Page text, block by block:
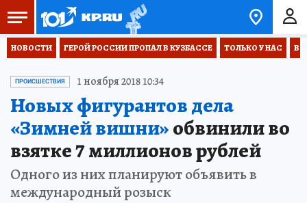
НОВОСТИ ГЕРОЙ РОССИИ ПРОПАЛ В КУЗБАССЕ ТОЛЬКО У НАС
ПРОИСШЕСТВИЯ 1 ноября 2018 10:34
Новых фигурантов дела
«Зимней вишни»обвинили во
взятке 7 миллионов рублей
Одного из них планируют объявить в
международный розыск